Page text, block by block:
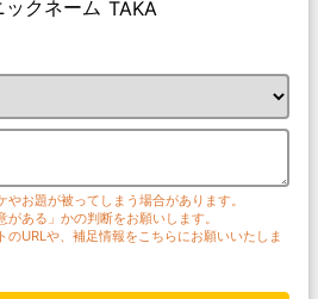
クネーム TAKA
お題が被ってしまう場合があります。
ある」かの判断をお願いします。
URLや、補足情報をこちらにお願いいたしま